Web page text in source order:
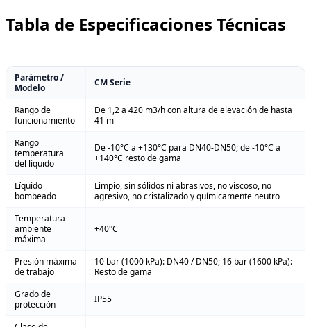
Tabla de Especificaciones Técnicas
Parámetro /
Modelo
CM Serie
Rango de
funcionamiento
De 1,2 a 420 m3/h con altura de elevación de hasta
41 m
Rango
temperatura
del líquido
De -10°C a +130°C para DN40-DN50; de -10°C a
+140°C resto de gama
Líquido
bombeado
Limpio, sin sólidos ni abrasivos, no viscoso, no
agresivo, no cristalizado y químicamente neutro
Temperatura
ambiente
máxima
+40°C
Presión máxima
de trabajo
10 bar (1000 kPa): DN40 / DN50; 16 bar (1600 kPa):
Resto de gama
Grado de
protección
IP55